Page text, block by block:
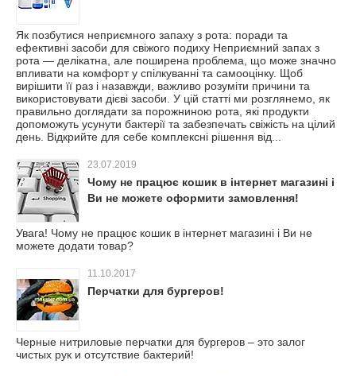
Як позбутися неприємного запаху з рота: поради та
ефективні засоби для свіжого подиху Неприємний запах з
рота — делікатна, але поширена проблема, що може значно
впливати на комфорт у спілкуванні та самооцінку. Щоб
вирішити її раз і назавжди, важливо розуміти причини та
використовувати дієві засоби. У цій статті ми розглянемо, як
правильно доглядати за порожниною рота, які продукти
допоможуть усунути бактерії та забезпечать свіжість на цілий
день. Відкрийте для себе комплексні рішення від...
23.07.2019
Чому не працює кошик в інтернет магазині і
Ви не можете оформити замовлення!
Увага! Чому не працює кошик в інтернет магазині і Ви не
можете додати товар?
11.10.2017
Перчатки для бургеров!
Черные нитриловые перчатки для бургеров – это залог
чистых рук и отсутствие бактерий!